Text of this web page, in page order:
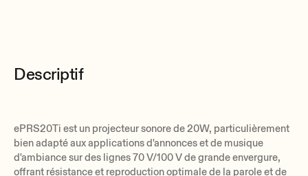
Descriptif
ePRS20Ti est un projecteur sonore de 20W, particulièrement
bien adapté aux applications d'annonces et de musique
d'ambiance sur des lignes 70 V/100 V de grande envergure,
offrant résistance et reproduction optimale de la parole et de